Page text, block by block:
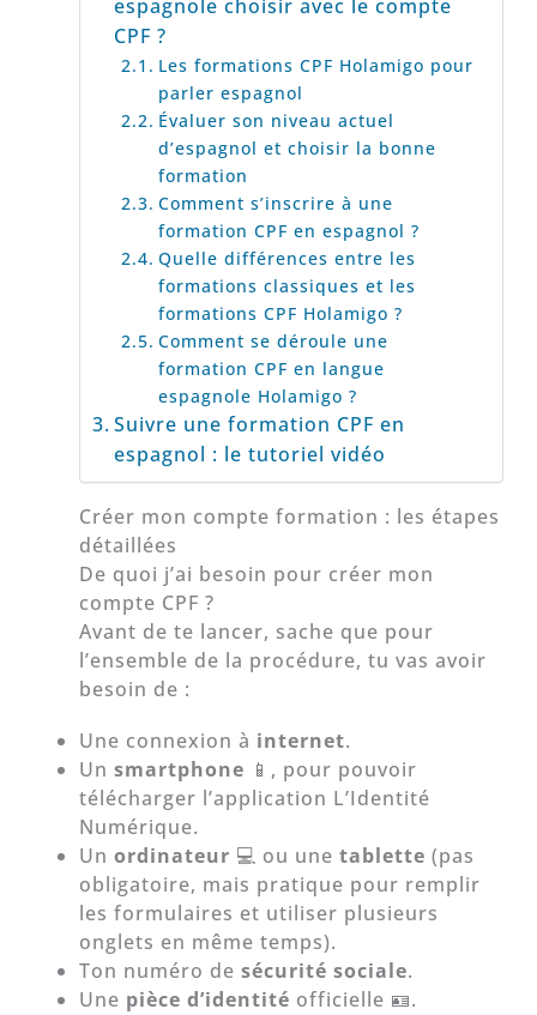
espagnole choisir avec le compte
CPF ?
Les formations CPF Holamigo pour
parler espagnol
Évaluer son niveau actuel
d’espagnol et choisir la bonne
formation
Comment s’inscrire à une
formation CPF en espagnol ?
Quelle différences entre les
formations classiques et les
formations CPF Holamigo ?
Comment se déroule une
formation CPF en langue
espagnole Holamigo ?
Suivre une formation CPF en
espagnol : le tutoriel vidéo
Créer mon compte formation : les étapes
détaillées
De quoi j’ai besoin pour créer mon
compte CPF ?
Avant de te lancer, sache que pour
l’ensemble de la procédure, tu vas avoir
besoin de :
Une connexion à internet.
Unsmartphone 📱, pour pouvoir
télécharger l’application L’Identité
Numérique.
Unordinateur 💻 ou unetablette(pas
obligatoire, mais pratique pour remplir
les formulaires et utiliser plusieurs
onglets en même temps).
Ton numéro desécurité sociale.
Une pièce d’identité officielle 🪪.